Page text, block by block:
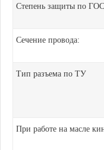
Степень защиты по
Сечение провода:
Тип разъема по ТУ
При работе на масле